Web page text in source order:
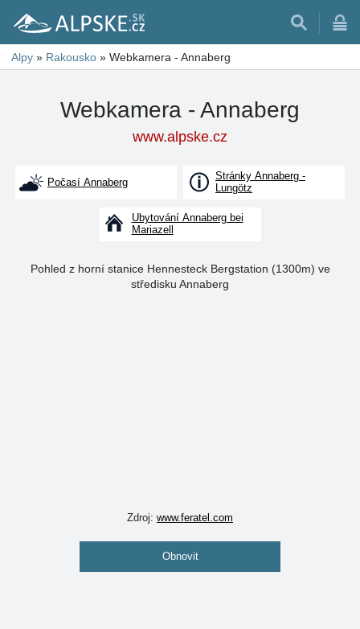
Alpy » Rakousko » Webkamera - Annaberg
Webkamera - Annaberg
www.alpske.cz
Počasí Annaberg
Stránky Annaberg -
Lungötz
Ubytování Annaberg bei
Mariazell
Pohled z horní stanice Hennesteck Bergstation (1300m) ve
středisku Annaberg
Zdroj: www.feratel.com
Obnovit